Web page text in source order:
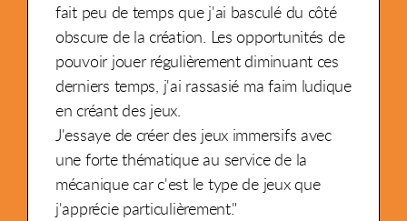
fait peu de temps que j'ai basculé du côté
obscure de la création. Les opportunités de
pouvoir jouer régulièrement diminuant ces
derniers temps, j'ai rassasié ma faim ludique
en créant des jeux.
J'essaye de créer des jeux immersifs avec
une forte thématique au service de la
mécanique car c'est le type de jeux que
j'apprécie particulièrement."